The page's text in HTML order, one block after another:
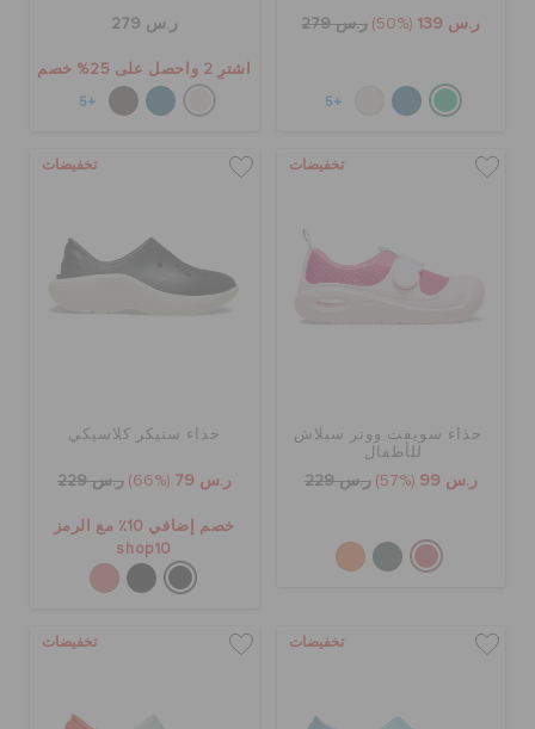
ر.س 139 (50%) ر.س 279
+5
ر.س 279
اشترِ 2 واحصل على 25% خصم
+5
تخفيضات
حذاء سويفت ووتر سبلاش
للأطفال
ر.س 99 (57%) ر.س 229
تخفيضات
حذاء سنيكر كلاسيكي
ر.س 79 (66%) ر.س 229
خصم إضافي 10٪ مع الرمز
shop10
تخفيضات تخفيضات